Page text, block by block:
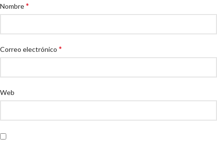
Nombre*
Correo electrónico *
Web